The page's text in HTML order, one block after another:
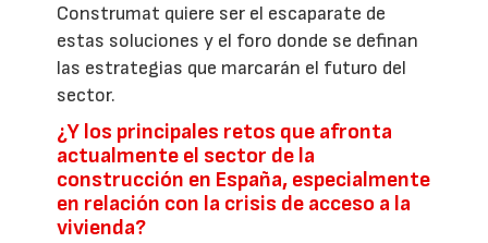
Construmat quiere ser el escaparate de
estas soluciones y el foro donde se definan
las estrategias que marcarán el futuro del
sector.
¿Y los principales retos que afronta
actualmente el sector de la
construcción en España, especialmente
en relación con la crisis de acceso a la
vivienda?